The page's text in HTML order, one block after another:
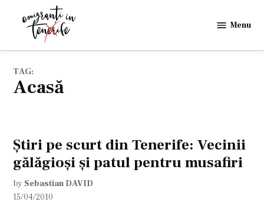
in
Menu
TAG:
acasă
Ştiri pe scurt din Tenerife: Vecinii
gălăgioşi şi patul pentru musafiri
by Sebastian DAVID
15/04/2010